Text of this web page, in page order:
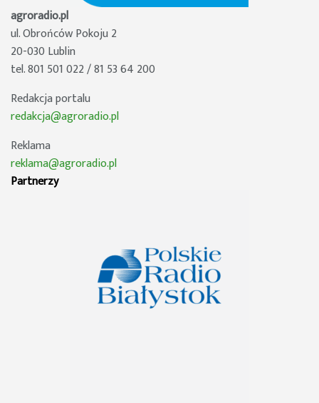
agroradio.pl
ul. Obrońców Pokoju 2
20-030 Lublin
tel. 801 501 022 / 81 53 64 200
Redakcja portalu
redakcja@agroradio.pl
Reklama
reklama@agroradio.pl
Partnerzy